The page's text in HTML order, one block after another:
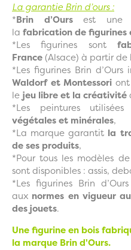
La garantie Brin d’ours :
*Brin d’Oursest une
la fabrication de figurines
*Les figurines sont
France(Alsace) à partir de
*Les figurines Brin d’Ours
Waldorf et Montessori
le jeu libre et la créativité
*Les peintures
végétales et minérales,
*La marque garantit la
de ses produits,
*Pour tous les modèles
sont disponibles : assis,
*Les figurines Brin
aux normes en vigueur
des jouets.
Une figurine en bois
la marque Brin d'Ours.